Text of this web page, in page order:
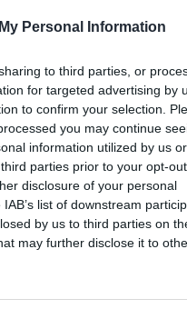
Personal Information
to third parties, or
for targeted advertising by
to confirm your selection.
you may continue
information utilized by us or
parties prior to your opt-
disclosure of your personal
list of downstream
by us to third parties on
may further disclose it to